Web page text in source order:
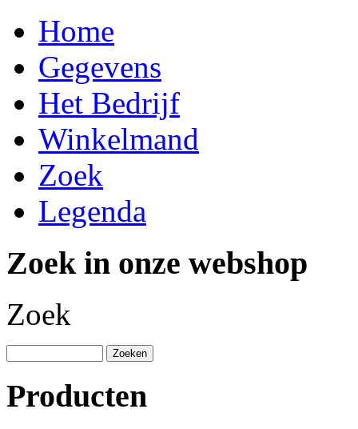
Home
Gegevens
Het Bedrijf
Winkelmand
Zoek
Legenda
Zoek in onze webshop
Zoek
Producten